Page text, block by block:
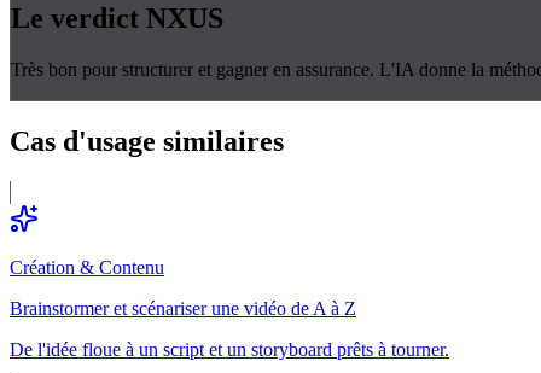
Le verdict NXUS
Très bon pour structurer et gagner en assurance. L'IA donne la
Cas d'usage similaires
Création & Contenu
Brainstormer et scénariser une vidéo de A à Z
De l'idée floue à un script et un storyboard prêts à tourner.